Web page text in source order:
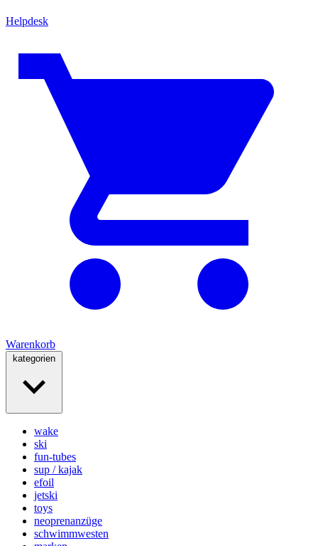
Helpdesk
Warenkorb
kategorien
wake
ski
fun-tubes
sup / kajak
efoil
jetski
toys
neoprenanzüge
schwimmwesten